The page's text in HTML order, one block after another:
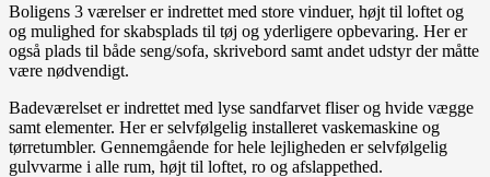
Boligens 3 værelser er indrettet med store vinduer, højt til loftet og
og mulighed for skabsplads til tøj og yderligere opbevaring. Her er
også plads til både seng/sofa, skrivebord samt andet udstyr der måtte
være nødvendigt.
Badeværelset er indrettet med lyse sandfarvet fliser og hvide vægge
samt elementer. Her er selvfølgelig installeret vaskemaskine og
tørretumbler. Gennemgående for hele lejligheden er selvfølgelig
gulvvarme i alle rum, højt til loftet, ro og afslappethed.